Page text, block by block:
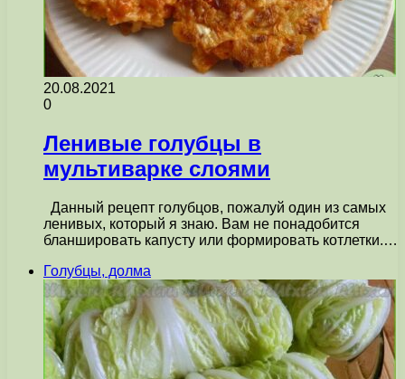
20.08.2021
0
Ленивые голубцы в
мультиварке слоями
Данный рецепт голубцов, пожалуй один из самых
ленивых, который я знаю. Вам не понадобится
бланшировать капусту или формировать котлетки.…
Голубцы, долма